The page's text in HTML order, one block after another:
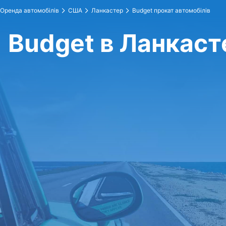
Оренда автомобілів США Ланкастер Budget прокат автомобілів
Budget в